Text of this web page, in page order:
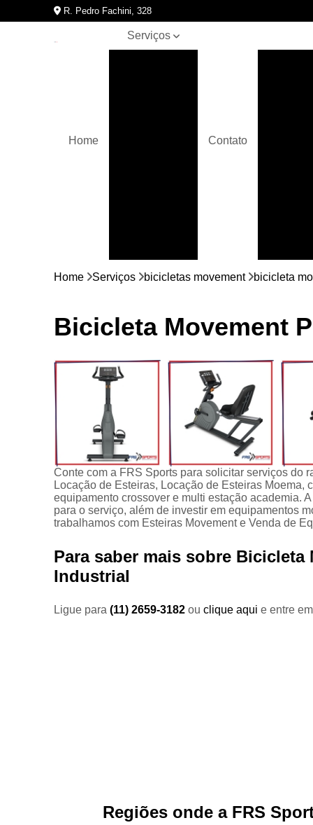
R. Pedro Fachini, 328
Home
Serviços
academia
Esteiras
Locação de
aparelhos
equipamentos
academia
equipamentos
de academia
Multi estação
Venda de
equipamentos
para
Contato
Home Serviços bicicletas movement bicicleta
Bicicleta Movement
Conte com a FRS Sports para solicitar serviços do
Locação de Esteiras, Locação de Esteiras
equipamento crossover e multi estação academia.
para o serviço, além de investir em equipamentos
trabalhamos com Esteiras Movement e Venda de
Para saber mais sobre
Industrial
Ligue para(11) 2659-3182ouclique aqui e entre
Regiões onde a FRS